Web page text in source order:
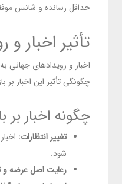
حداقل رسانده و شانس
تأثیر اخبار
اخبار و رویدادهای جهانی
چگونگی تأثیر این اخبار
چگونه اخبار بر
تغییر انتظارات:
شود.
رعایت اصل عرضه و